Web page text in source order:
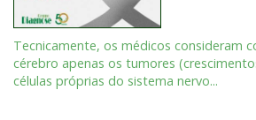
Tecnicamente, os médicos consideram
cérebro apenas os tumores
células próprias do sistema nervo...